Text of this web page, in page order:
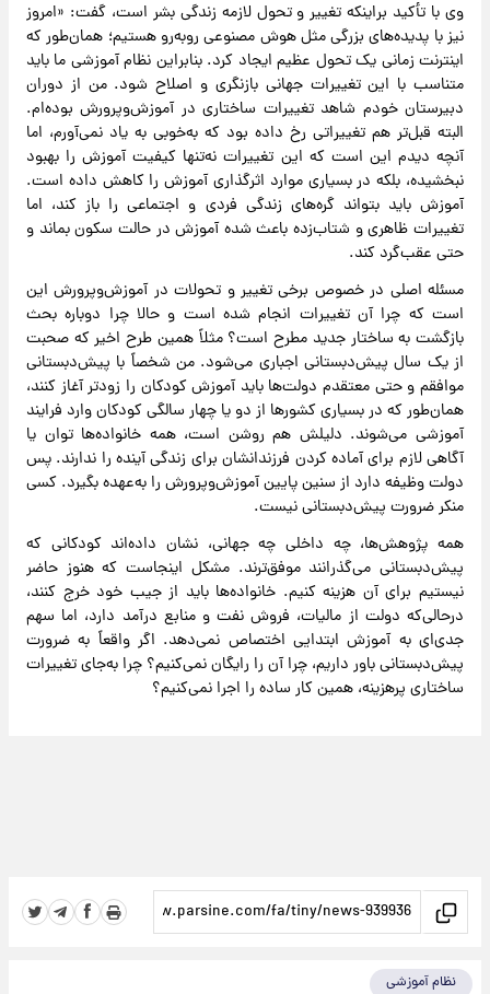
وی با تأکید براینکه تغییر و تحول لازمه زندگی بشر است، گفت: «امروز
نیز با پدیده‌های بزرگی مثل هوش مصنوعی روبه‌رو هستیم؛ همان‌طور که
اینترنت زمانی یک تحول عظیم ایجاد کرد. بنابراین نظام آموزشی ما باید
متناسب با این تغییرات جهانی بازنگری و اصلاح شود. من از دوران
دبیرستان خودم شاهد تغییرات ساختاری در آموزش‌وپرورش بوده‌ام.
البته قبل‌تر هم تغییراتی رخ داده بود که به‌خوبی به یاد نمی‌آورم، اما
آنچه دیدم این است که این تغییرات نه‌تنها کیفیت آموزش را بهبود
نبخشیده، بلکه در بسیاری موارد اثرگذاری آموزش را کاهش داده است.
آموزش باید بتواند گره‌های زندگی فردی و اجتماعی را باز کند، اما
تغییرات ظاهری و شتاب‌زده باعث شده آموزش در حالت سکون بماند و
حتی عقب‌گرد کند.
مسئله اصلی در خصوص برخی تغییر و تحولات در آموزش‌وپرورش این
است که چرا آن تغییرات انجام شده است و حالا چرا دوباره بحث
بازگشت به ساختار جدید مطرح است؟ مثلاً همین طرح اخیر که صحبت
از یک سال پیش‌دبستانی اجباری می‌شود. من شخصاً با پیش‌دبستانی
موافقم و حتی معتقدم دولت‌ها باید آموزش کودکان را زودتر آغاز کنند،
همان‌طور که در بسیاری کشور‌ها از دو یا چهار سالگی کودکان وارد فرایند
آموزشی می‌شوند. دلیلش هم روشن است، همه خانواده‌ها توان یا
آگاهی لازم برای آماده کردن فرزندانشان برای زندگی آینده را ندارند. پس
دولت وظیفه دارد از سنین پایین آموزش‌وپرورش را به‌عهده بگیرد. کسی
منکر ضرورت پیش‌دبستانی نیست.
همه پژوهش‌ها، چه داخلی چه جهانی، نشان داده‌اند کودکانی که
پیش‌دبستانی می‌گذرانند موفق‌ترند. مشکل اینجاست که هنوز حاضر
نیستیم برای آن هزینه کنیم. خانواده‌ها باید از جیب خود خرج کنند،
درحالی‌که دولت از مالیات، فروش نفت و منابع درآمد دارد، اما سهم
جدی‌ای به آموزش ابتدایی اختصاص نمی‌دهد. اگر واقعاً به ضرورت
پیش‌دبستانی باور داریم، چرا آن را رایگان نمی‌کنیم؟ چرا به‌جای تغییرات
ساختاری پرهزینه، همین کار ساده را اجرا نمی‌کنیم؟
نظام آموزشی